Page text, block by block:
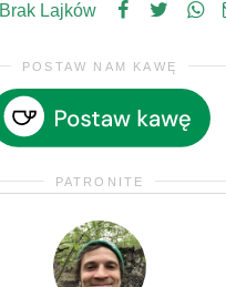
Brak Lajków
POSTAW NAM KAWĘ
PATRONITE